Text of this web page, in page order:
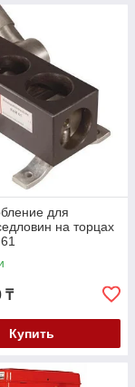
для
на торцах
₸
Купить